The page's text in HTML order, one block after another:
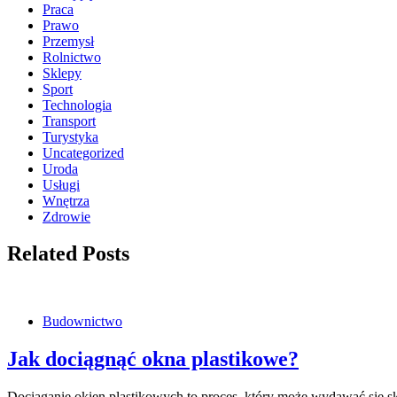
Praca
Prawo
Przemysł
Rolnictwo
Sklepy
Sport
Technologia
Transport
Turystyka
Uncategorized
Uroda
Usługi
Wnętrza
Zdrowie
Related Posts
Budownictwo
Jak dociągnąć okna plastikowe?